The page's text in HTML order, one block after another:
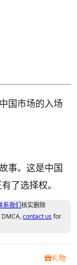
国市场的入场
事。这是中国
了选择权。
系我们核实删除
contact usfor
礼物